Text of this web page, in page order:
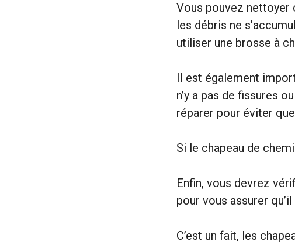
Vous pouvez nettoyer
les débris ne
utiliser une brosse à
Il est également
n’y a pas de fissures
réparer pour éviter
Si le chapeau de
Enfin, vous devrez
pour vous assurer
C’est un fait, les